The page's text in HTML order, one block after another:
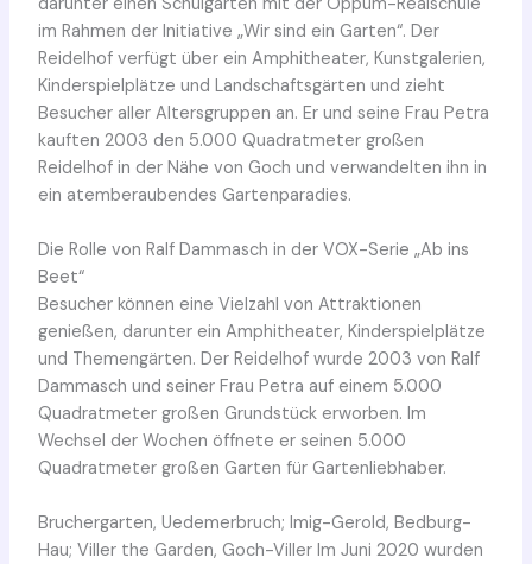
im Rahmen der Initiative „Wir sind ein Garten“. Der
Reidelhof verfügt über ein Amphitheater, Kunstgalerien,
Kinderspielplätze und Landschaftsgärten und zieht
Besucher aller Altersgruppen an. Er und seine Frau Petra
kauften 2003 den 5.000 Quadratmeter großen
Reidelhof in der Nähe von Goch und verwandelten ihn in
ein atemberaubendes Gartenparadies.
Die Rolle von Ralf Dammasch in der VOX-Serie „Ab ins
Beet“
Besucher können eine Vielzahl von Attraktionen
genießen, darunter ein Amphitheater, Kinderspielplätze
und Themengärten. Der Reidelhof wurde 2003 von Ralf
Dammasch und seiner Frau Petra auf einem 5.000
Quadratmeter großen Grundstück erworben. Im
Wechsel der Wochen öffnete er seinen 5.000
Quadratmeter großen Garten für Gartenliebhaber.
Bruchergarten, Uedemerbruch; Imig-Gerold, Bedburg-
Hau; Viller the Garden, Goch-Viller Im Juni 2020 wurden